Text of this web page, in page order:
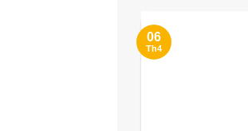
06
Th4